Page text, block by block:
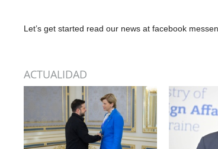
Let’s get started read our news at facebook
ACTUALIDAD